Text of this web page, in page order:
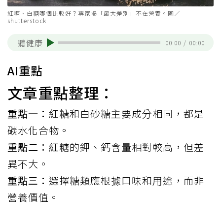
紅糖、白糖哪個比較好？專家揭「最大差別」不在營養。圖／
shutterstock
聽健康 00:00 / 00:00
AI重點
文章重點整理：
重點一： 紅糖和白砂糖主要成分相同，都是
碳水化合物。
重點二： 紅糖的鉀、鈣含量相對較高，但差
異不大。
重點三： 選擇糖類應根據口味和用途，而非
營養價值。